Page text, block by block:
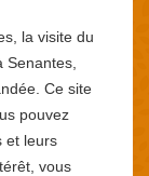
la visite du
Ce site
pouvez
et leurs
vous